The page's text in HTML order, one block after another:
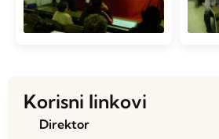
Korisni linkovi
Direktor